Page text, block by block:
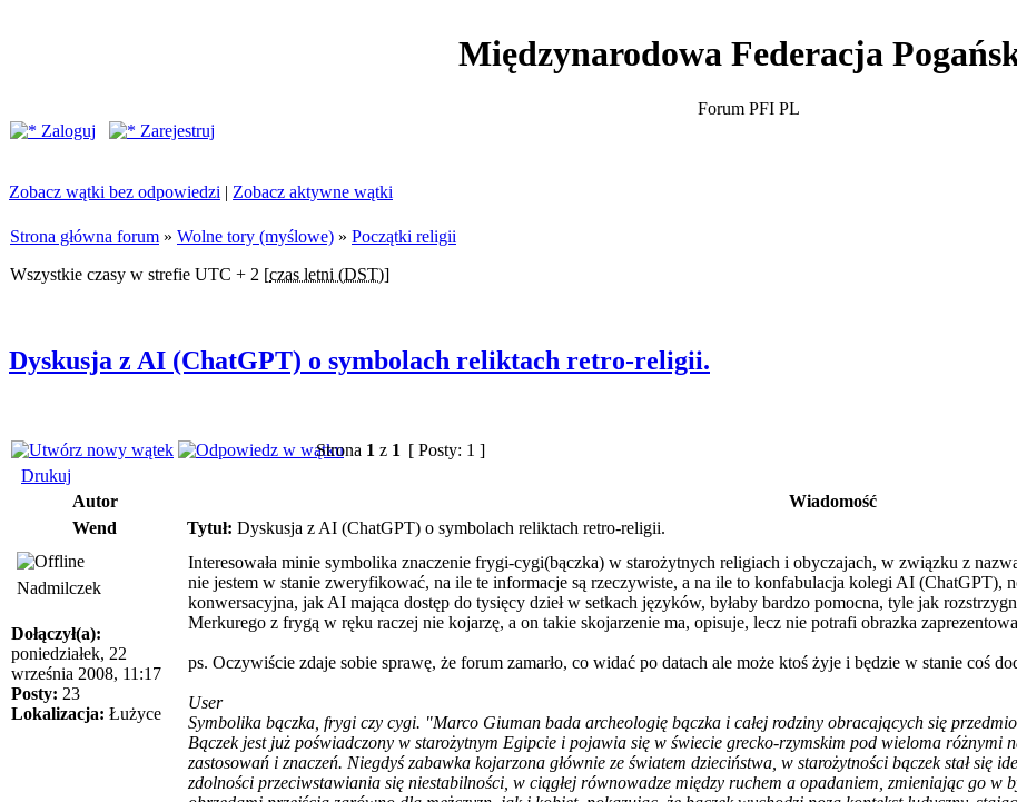
Międzynarodowa Federacja
Forum PFI PL
Zaloguj
Zarejestruj
Zobacz wątki bez odpowiedzi | Zobacz aktywne wątki
Strona główna forum » Wolne tory (myślowe) » Początki religii
Wszystkie czasy w strefie UTC + 2 [czas letni (DST)]
Dyskusja z AI (ChatGPT) o symbolach reliktach retro-religii.
Strona 1 z 1 [ Posty: 1 ]
Drukuj
Autor
Wiadomość
Wend
Tytuł: Dyskusja z AI (ChatGPT) o symbolach reliktach retro-religii.
Nadmilczek
Dołączył(a):
poniedziałek, 22
września 2008, 11:17
Posty: 23
Lokalizacja: Łużyce
Interesowała minie symbolika znaczenie frygi-cygi(bączka) w starożytnych religiach i obyczajach, w związku z
nie jestem w stanie zweryfikować, na ile te informacje są rzeczywiste, a na ile to konfabulacja kolegi AI (ChatGPT),
konwersacyjna, jak AI mająca dostęp do tysięcy dzieł w setkach języków, byłaby bardzo pomocna, tyle jak
Merkurego z frygą w ręku raczej nie kojarzę, a on takie skojarzenie ma, opisuje, lecz nie potrafi obrazka
ps. Oczywiście zdaje sobie sprawę, że forum zamarło, co widać po datach ale może ktoś żyje i będzie w stanie coś
User
Symbolika bączka, frygi czy cygi. "Marco Giuman bada archeologię bączka i całej rodziny obracających się
Bączek jest już poświadczony w starożytnym Egipcie i pojawia się w świecie grecko-rzymskim pod wieloma różnymi
zastosowań i znaczeń. Niegdyś zabawka kojarzona głównie ze światem dzieciństwa, w starożytności bączek stał się
zdolności przeciwstawiania się niestabilności, w ciągłej równowadze między ruchem a opadaniem, zmieniając go